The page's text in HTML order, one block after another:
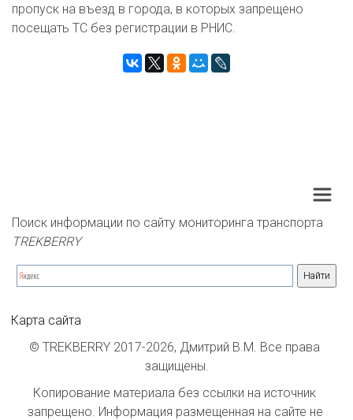
пропуск на въезд в города, в которых запрещено
посещать ТС без регистрации в РНИС.
TREKBERRY
Карта сайта
© TREKBERRY 2017-2026, Дмитрий В.М. Все права
защищены.
Копирование материала без ссылки на источник
запрещено. Информация размещенная на сайте не